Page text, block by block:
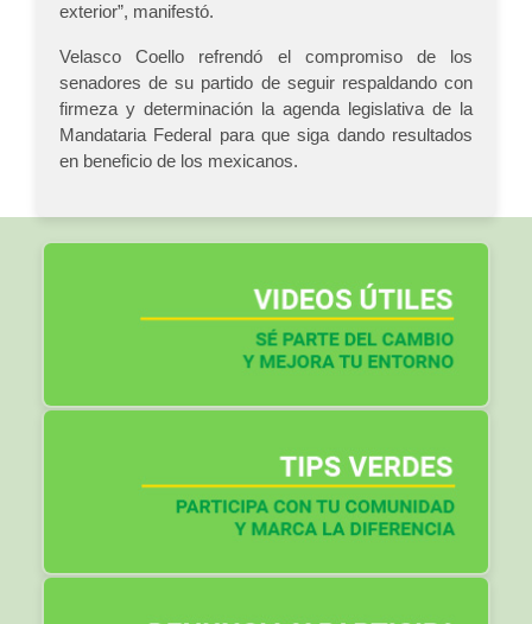
exterior”, manifestó.
Velasco Coello refrendó el compromiso de los
senadores de su partido de seguir respaldando con
firmeza y determinación la agenda legislativa de la
Mandataria Federal para que siga dando resultados
en beneficio de los mexicanos.